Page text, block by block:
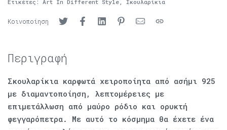
Ετικέτες: Art In Different Style Σκουλαρίκια
Κοινοποίηση
Περιγραφή
Σκουλαρίκια καρφωτά χειροποίητα από ασήμι 925
με διαμαντοποίηση, λεπτομέρειες με
επιμετάλλωση από μαύρο ρόδιο και ορυκτή
φεγγαρόπετρα. Με αυτό το κόσμημα θα έχετε ένα